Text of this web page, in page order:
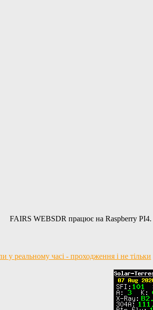
FAIRS WEBSDR працює на Raspberry
у реальному часі - проходження і не тільки